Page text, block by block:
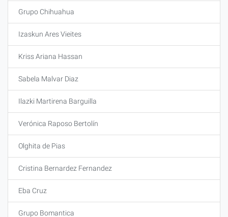
Grupo Chihuahua
Izaskun Ares Vieites
Kriss Ariana Hassan
Sabela Malvar Diaz
Ilazki Martirena Barguilla
Verónica Raposo Bertolín
Olghita de Pias
Cristina Bernardez Fernandez
Eba Cruz
Grupo Bomantica